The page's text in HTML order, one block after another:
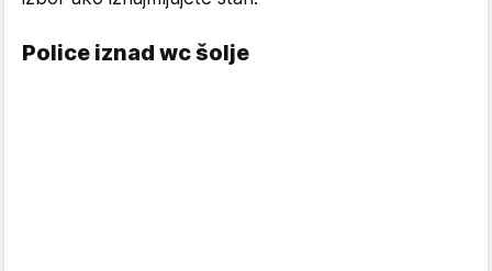
Police iznad wc šolje